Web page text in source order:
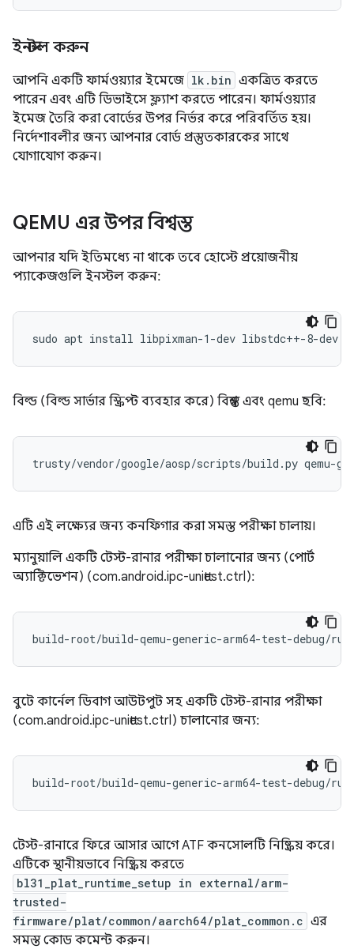
ইনস্টল করুন
আপনি একটি ফার্মওয়্যার ইমেজে lk.bin একত্রিত করতে
পারেন এবং এটি ডিভাইসে ফ্ল্যাশ করতে পারেন। ফার্মওয়্যার
ইমেজ তৈরি করা বোর্ডের উপর নির্ভর করে পরিবর্তিত হয়।
নির্দেশাবলীর জন্য আপনার বোর্ড প্রস্তুতকারকের সাথে
যোগাযোগ করুন।
QEMU এর উপর বিশ্বস্ত
আপনার যদি ইতিমধ্যে না থাকে তবে হোস্টে প্রয়োজনীয়
প্যাকেজগুলি ইনস্টল করুন:
sudo apt install libpixman-1-dev libstdc++-8-dev
বিল্ড (বিল্ড সার্ভার স্ক্রিপ্ট ব্যবহার করে) বিশ্বস্ত এবং qemu ছবি:
এটি এই লক্ষ্যের জন্য কনফিগার করা সমস্ত পরীক্ষা চালায়।
ম্যানুয়ালি একটি টেস্ট-রানার পরীক্ষা চালানোর জন্য (পোর্ট
অ্যাক্টিভেশন) (com.android.ipc-unittest.ctrl):
build-root/build-qemu-generic-arm64-test-
বুটে কার্নেল ডিবাগ আউটপুট সহ একটি টেস্ট-রানার পরীক্ষা
(com.android.ipc-unittest.ctrl) চালানোর জন্য:
টেস্ট-রানারে ফিরে আসার আগে ATF কনসোলটি নিষ্ক্রিয় করে।
এটিকে স্থানীয়ভাবে নিষ্ক্রিয় করতে
bl31_plat_runtime_setup in external/arm-
trusted-
firmware/plat/common/aarch64/plat_common.c এর
সমস্ত কোড কমেন্ট করুন।